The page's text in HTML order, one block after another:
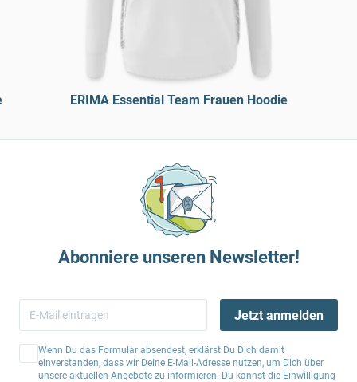
ERIMA Essential Team Frauen Hoodie
Abonniere unseren Newsletter!
Jetzt anmelden
Wenn Du das Formular absendest, erklärst Du Dich damit
einverstanden, dass wir Deine E-Mail-Adresse nutzen, um Dich über
unsere aktuellen Angebote zu informieren. Du kannst die Einwilligung